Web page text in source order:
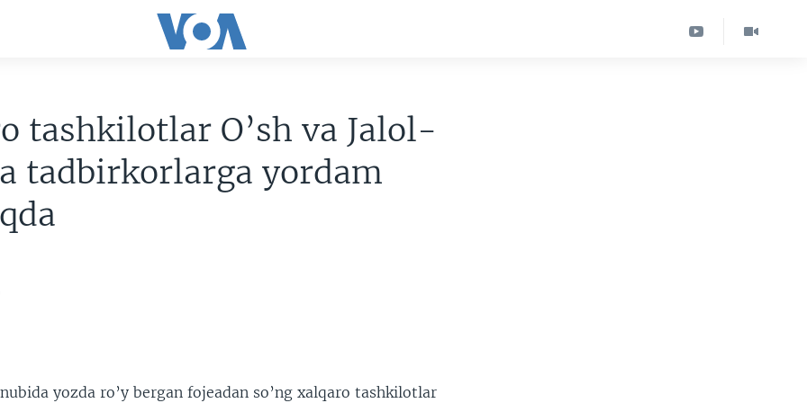
tashkilotlar O’sh va Jalol-
tadbirkorlarga yordam
yozda ro’y bergan fojeadan so’ng xalqaro tashkilotlar